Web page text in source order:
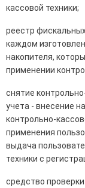
кассовой техники;
реестр
каждом
накопителя,
применении
снятие
учета - внесение
контрольно-
применения
выдача
техники с
средство